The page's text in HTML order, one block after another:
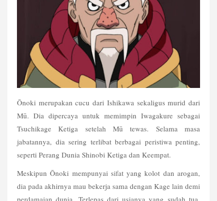
Ōnoki merupakan cucu dari Ishikawa sekaligus murid dari
Mū. Dia dipercaya untuk memimpin Iwagakure sebagai
Tsuchikage Ketiga setelah Mū tewas. Selama masa
jabatannya, dia sering terlibat berbagai peristiwa penting,
seperti Perang Dunia Shinobi Ketiga dan Keempat.
Meskipun Ōnoki mempunyai sifat yang kolot dan arogan,
dia pada akhirnya mau bekerja sama dengan Kage lain demi
perdamaian dunia. Terlepas dari usianya yang sudah tua,